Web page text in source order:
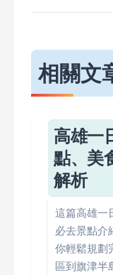
相關文
高雄一
點、美
解析
這篇高雄一
必去景點介
你輕鬆規劃
區到旗津半